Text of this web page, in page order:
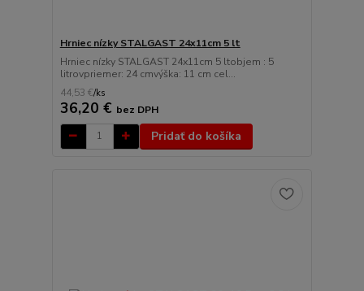
Hrniec nízky STALGAST 24x11cm 5 lt
Hrniec nízky STALGAST 24x11cm 5 ltobjem : 5
litrovpriemer: 24 cmvýška: 11 cm cel...
44,53 €/ks
36,20 € bez DPH
Pridať do košíka